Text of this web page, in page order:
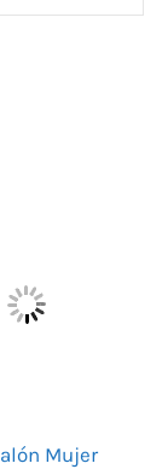
Mujer